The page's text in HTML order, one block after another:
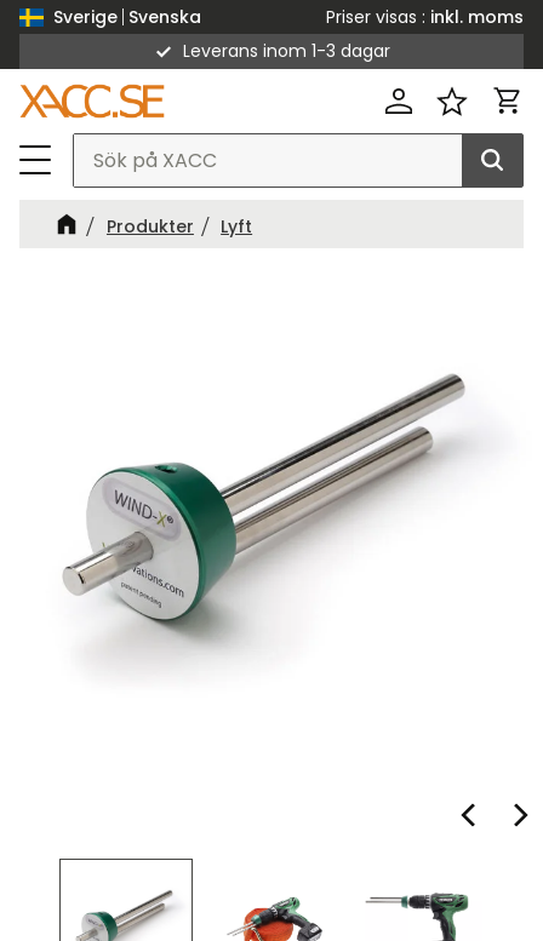
Sverige Svenska Priser visas
inkl. moms
Leverans inom 1-3 dagar
Produkter Lyft